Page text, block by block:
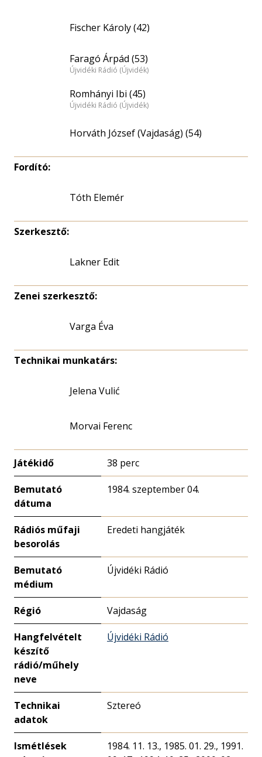
Fischer Károly (42)
Faragó Árpád (53)
Újvidéki Rádió (Újvidék)
Romhányi Ibi (45)
Újvidéki Rádió (Újvidék)
Horváth József (Vajdaság) (54)
Fordító:
Tóth Elemér
Szerkesztő:
Lakner Edit
Zenei szerkesztő:
Varga Éva
Technikai munkatárs:
Jelena Vulić
Morvai Ferenc
Játékidő 38 perc
Bemutató
dátuma
1984. szeptember 04.
Rádiós műfaji
besorolás
Eredeti hangjáték
Bemutató
médium
Újvidéki Rádió
Régió Vajdaság
Hangfelvételt
készítő
rádió/műhely
neve
Újvidéki Rádió
Technikai
adatok
Sztereó
Ismétlések
1984. 11. 13., 1985. 01. 29., 1991.